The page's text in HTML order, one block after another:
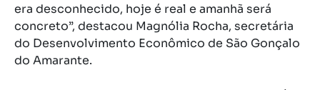
era desconhecido, hoje é real e amanhã será
concreto”, destacou Magnólia Rocha, secretária
do Desenvolvimento Econômico de São Gonçalo
do Amarante.